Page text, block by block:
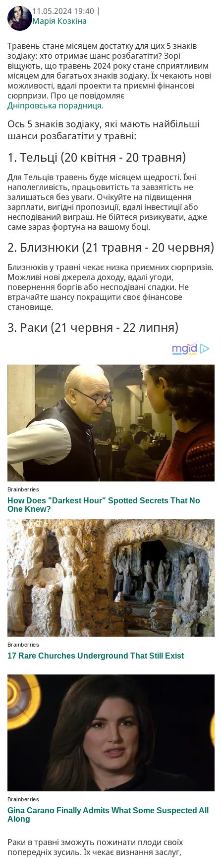
11.05.2024 19:40 |
Марія Козкіна
Травень стане місяцем достатку для цих 5 знаків
зодіаку: хто отримає шанс розбагатіти? Зорі
віщують, що травень 2024 року стане сприятливим
місяцем для багатьох знаків зодіаку. Їх чекають нові
можливості, вдалі проекти та приємні фінансові
сюрпризи. Про це повідомляє
Дніпровська порадниця.
Ось 5 знаків зодіаку, які мають найбільші
шанси розбагатіти у травні:
1. Тельці (20 квітня - 20 травня)
Для Тельців травень буде місяцем щедрості. Їхні
наполегливість, працьовитість та завзятість не
залишаться без уваги. Очікуйте на підвищення
зарплати, вигідні пропозиції, вдалі інвестиції або
несподіваний виграш. Не бійтеся ризикувати, адже
саме зараз фортуна на вашому боці.
2. Близнюки (21 травня - 20 червня)
Близнюків у травні чекає низка приємних сюрпризів.
Можливі нові джерела доходу, вдалі угоди,
повернення боргів або несподівані спадки. Не
втрачайте шансу покращити своє фінансове
становище.
3. Раки (21 червня - 22 липня)
Раки в травні зможуть пожинати плоди своїх
попередніх зусиль. Їх чекає визнання заслуг,